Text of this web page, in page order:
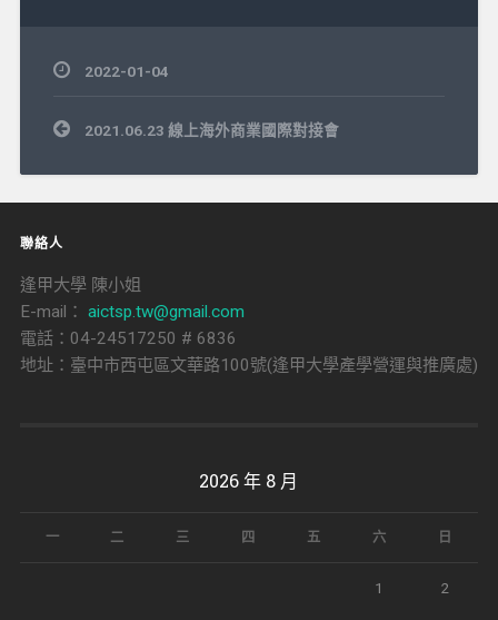
2022-01-04
文
章
覽
2021.06.23 線上海外商業國際對接會
聯絡人
逢甲大學 陳小姐
E-mail： aictsp.tw@gmail.com
電話：04-24517250 # 6836
地址：臺中市西屯區文華路100號(逢甲大學產學營運與推廣處)
2026 年 8 月
一 二 三 四 五 六 日
1 2